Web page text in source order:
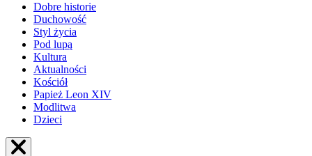
Dobre historie
Duchowość
Styl życia
Pod lupą
Kultura
Aktualności
Kościół
Papież Leon XIV
Modlitwa
Dzieci